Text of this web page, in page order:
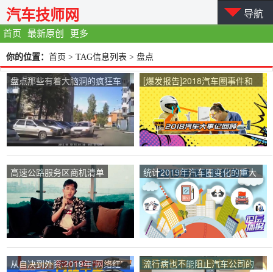
首页 最新原创 更多
汽车技师网 导航
你的位置： 首页 > TAG信息列表 > 盘点
盘点那些有着大脑洞的疯狂车
祸。
[爆发报告]2018汽车圈事件和
独立品牌危机清单？
高速公路服务区商机清单
统计2019年汽车圈变化的重大
事件
从自决到外资:2019年“网络红”
流行病也不能阻止汽车公司的